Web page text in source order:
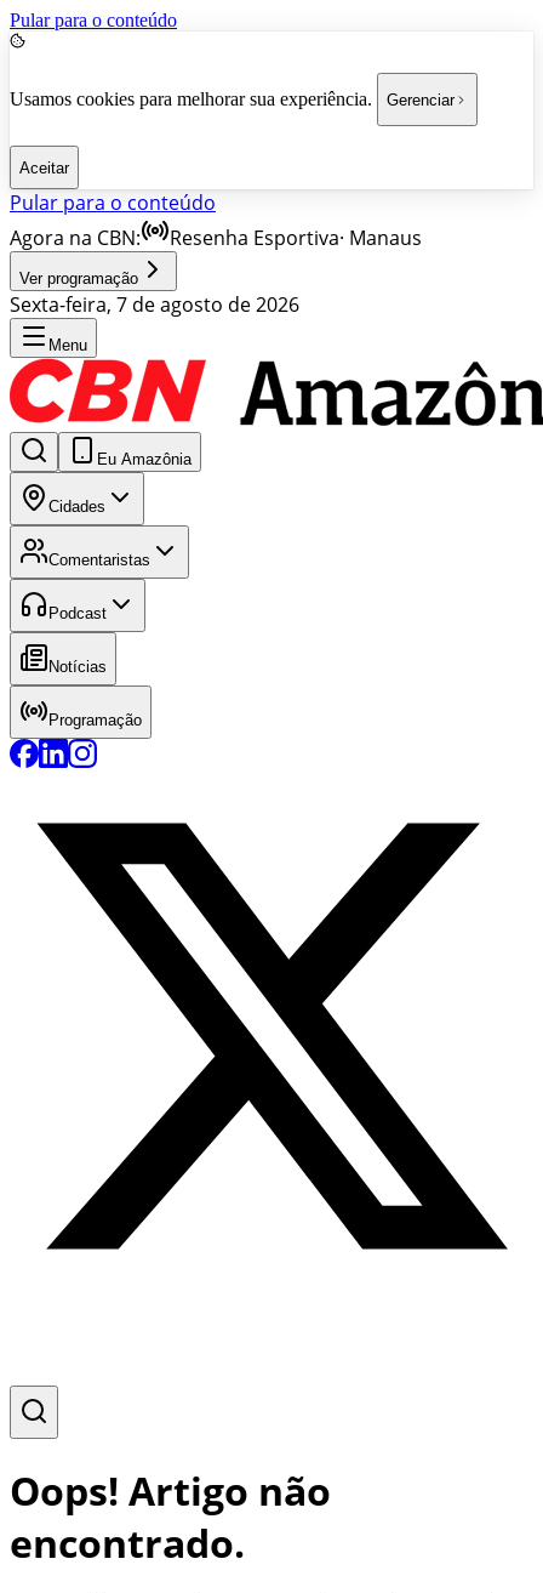
Pular para o conteúdo
Usamos cookies para melhorar sua experiência. Gerenciar
Aceitar
Pular para o conteúdo
Agora na CBN:
Resenha Esportiva· Manaus
Ver programação
Sexta-feira, 7 de agosto de 2026
Menu
Eu Amazônia
Cidades
Comentaristas
Podcast
Notícias
Programação
Oops! Artigo não
encontrado.